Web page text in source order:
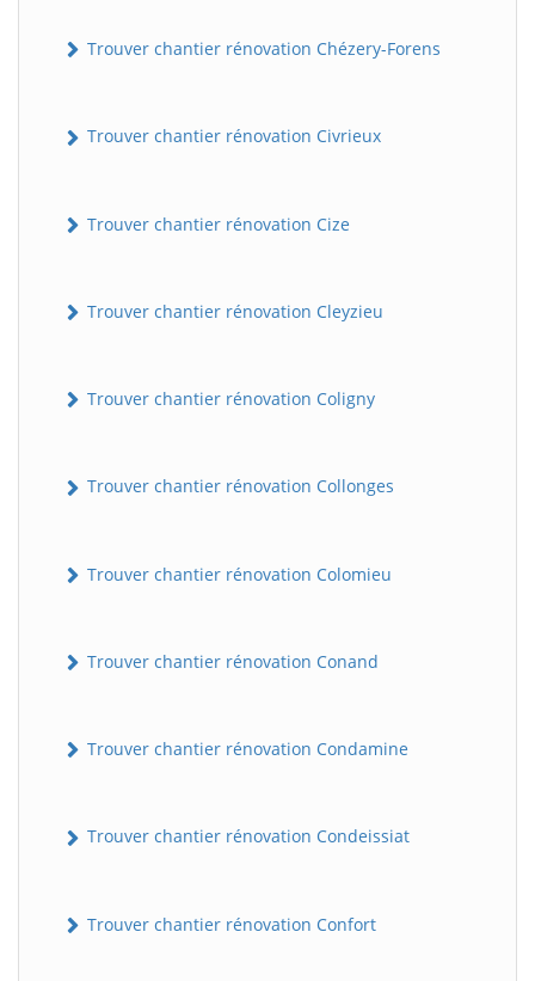
Trouver chantier rénovation Chézery-Forens
Trouver chantier rénovation Civrieux
Trouver chantier rénovation Cize
Trouver chantier rénovation Cleyzieu
Trouver chantier rénovation Coligny
Trouver chantier rénovation Collonges
Trouver chantier rénovation Colomieu
Trouver chantier rénovation Conand
Trouver chantier rénovation Condamine
Trouver chantier rénovation Condeissiat
Trouver chantier rénovation Confort
B Assistant en ligne